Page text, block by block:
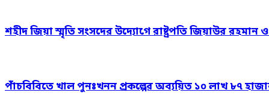
শহীদ জিয়া স্মৃতি সংসদের উদ্যোগে রাষ্ট্রপতি জিয়াউর রহমান
পাঁচবিবিতে খাল পুনঃখনন প্রকল্পের অব্যয়িত ১০ লাখ ৮৭